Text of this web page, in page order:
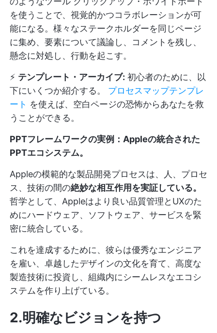
を使うことで、視覚的かつコラボレーションが可
能になる。様々なステークホルダーを同じページ
に集め、要素について議論し、コメントを残し、
懸念に対処し、行動を起こす。
⚡️ テンプレート・アーカイブ: 初心者のために、以
下にいくつか紹介する。 プロセスマップテンプレ
ート を使えば、空白ページの恐怖からあなたを救
うことができる。
PPTフレームワークの実例：Appleの統合された
PPTエコシステム。
Appleの模範的な製品開発プロセスは、人、プロセ
ス、技術の間の絶妙な相互作用を実証している。
哲学として、Appleはより良い品質管理とUXのた
めにハードウェア、ソフトウェア、サービスを緊
密に統合している。
これを達成するために、彼らは優秀なエンジニア
を雇い、卓越したデザインの文化を育て、高度な
製造技術に投資し、組織内にシームレスなエコシ
ステムを作り上げている。
2.明確なビジョンを持つ